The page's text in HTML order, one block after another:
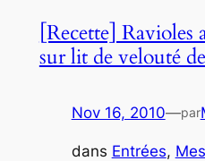
[Recette] Ravioles
sur lit de velouté
Nov 16, 2010—par
dans Entrées,